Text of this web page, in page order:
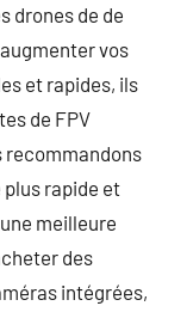
drones de de
vos
et rapides, ils
de FPV
recommandons
rapide et
meilleure
des
intégrées,